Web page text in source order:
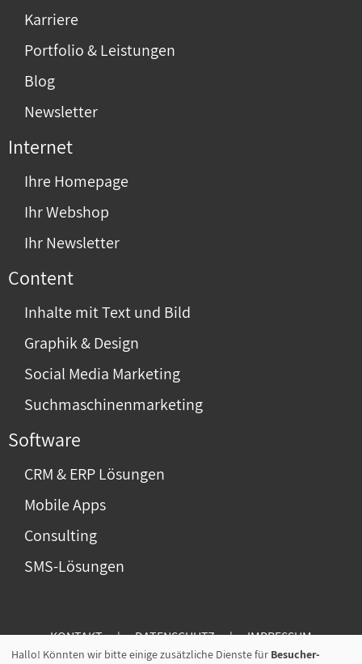
Karriere
Portfolio & Leistungen
Blog
Newsletter
Internet
Ihre Homepage
Ihr Webshop
Ihr Newsletter
Content
Inhalte mit Text und Bild
Graphik & Design
Social Media Marketing
Suchmaschinenmarketing
Software
CRM & ERP Lösungen
Mobile Apps
Consulting
SMS-Lösungen
KONTAKT | DATENSCHUTZ | IMPRESSUM
Hallo! Könnten wir bitte einige zusätzliche Dienste für Besucher-